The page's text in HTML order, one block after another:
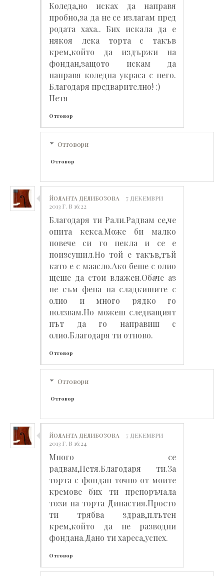
Коледа,но исках да направя
пробно,за да не се излагам пред
родата хаха.. Бих искала да е
някоя лека торта с такъв
крем,който да издържи на
фондан,защото искам да
направя коледна украса с него.
Благодаря предварително! :)
Петя
Отговор
Отговори
Отговор
ЙОЛАНТА ДЕЛИБОЗОВА
7 ДЕКЕМВРИ
2013 Г. В 16:22
Благодаря ти Рали.Радвам се,че
опита кекса.Може би малко
повече си го пекла и се е
поизсушил.Но той е такъв,тъй
като е с маасло.Ако беше с олио
щеше да стои влажен.Обаче аз
не съм фена на сладкишите с
олио и много рядко го
ползвам.Но можеш следващият
път да го направиш с
олио.Благодаря ти отново.
Отговор
Отговори
Отговор
ЙОЛАНТА ДЕЛИБОЗОВА
7 ДЕКЕМВРИ
2013 Г. В 16:24
Много се
радвам,Петя.Благодаря ти.За
торта с фондан точно от моите
кремове бих ти препоръчала
този на торта Династия.Просто
ти трябва здрав,плътен
крем,който да не разводни
фондана.Дано ти хареса,успех.
Отговор